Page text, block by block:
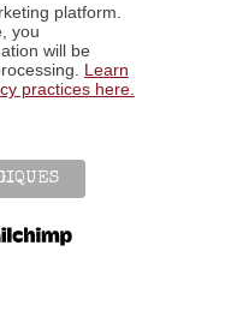
platform.
you
will be
Learn
practices here.